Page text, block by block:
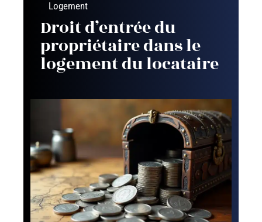
Logement
Droit d’entrée du
propriétaire dans le
logement du locataire